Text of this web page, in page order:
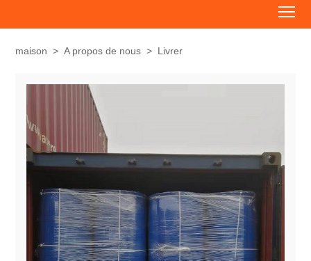
maison > A propos de nous > Livrer